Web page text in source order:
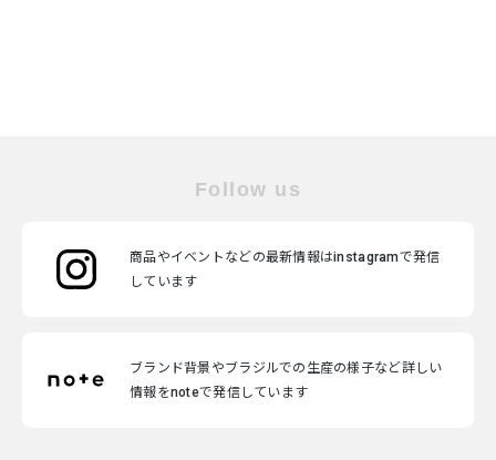
Follow us
商品やイベントなどの最新情報はinstagramで発信
しています
ブランド背景やブラジルでの生産の様子など詳しい
情報をnoteで発信しています